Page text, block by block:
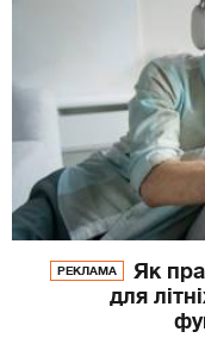
РЕКЛАМА
Як
для